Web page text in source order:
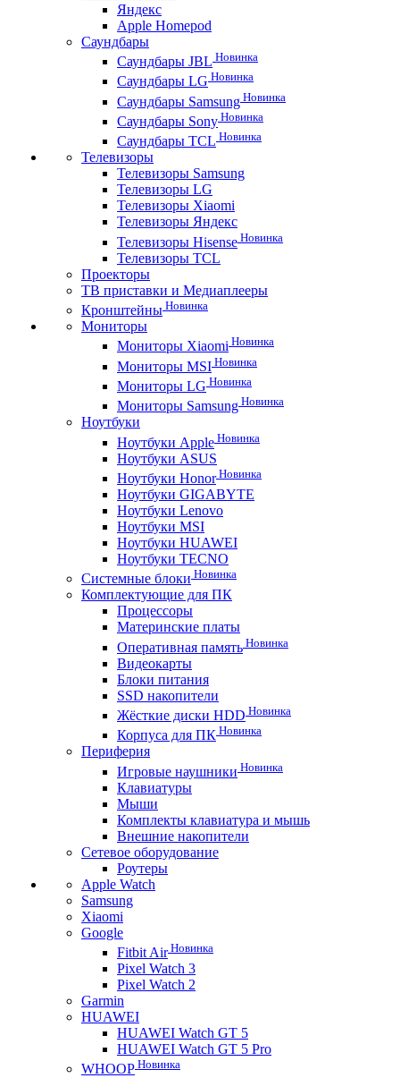
Яндекс
Apple Homepod
Саундбары
Саундбары JBL Новинка
Саундбары LG Новинка
Саундбары Samsung Новинка
Саундбары Sony Новинка
Саундбары TCL Новинка
Телевизоры
Телевизоры Samsung
Телевизоры LG
Телевизоры Xiaomi
Телевизоры Яндекс
Телевизоры Hisense Новинка
Телевизоры TCL
Проекторы
ТВ приставки и Медиаплееры
Кронштейны Новинка
Мониторы
Мониторы Xiaomi Новинка
Мониторы MSI Новинка
Мониторы LG Новинка
Мониторы Samsung Новинка
Ноутбуки
Ноутбуки Apple Новинка
Ноутбуки ASUS
Ноутбуки HonorНовинка
Ноутбуки GIGABYTE
Ноутбуки Lenovo
Ноутбуки MSI
Ноутбуки HUAWEI
Ноутбуки TECNO
Системные блоки Новинка
Комплектующие для ПК
Процессоры
Материнские платы
Оперативная память Новинка
Видеокарты
Блоки питания
SSD накопители
Жёсткие диски HDD Новинка
Корпуса для ПК Новинка
Периферия
Игровые наушники Новинка
Клавиатуры
Мыши
Комплекты клавиатура и мышь
Внешние накопители
Сетевое оборудование
Роутеры
Apple Watch
Samsung
Xiaomi
Google
Fitbit AirНовинка
Pixel Watch 3
Pixel Watch 2
Garmin
HUAWEI
HUAWEI Watch GT 5
HUAWEI Watch GT 5 Pro
WHOOP Новинка